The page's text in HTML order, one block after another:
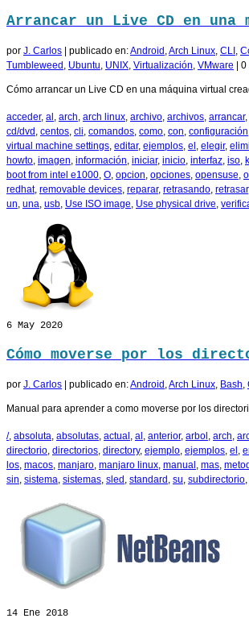
Arrancar un Live CD en una
por J. Carlos publicado en:Android ,Arch Linux, CLI ,
Tumbleweed , Ubuntu, UNIX, Virtualización, VMware 0
Cómo arrancar un Live CD en una máquina virtual
acceder, al , arch, arch linux, archivo, archivos, arrancar,
cd/dvd , centos, cli, comandos, como, con, configuración
virtual machine settings, editar, ejemplos, el , elegir,
howto, imagen, información, iniciar, inicio, interfaz, iso,
boot from intel e1000, O, opcion, opciones, opensuse,
redhat, removable devices, reparar, retrasando, retrasar
un, una, usb, Use ISO image, Use physical drive,
6 May 2020
Cómo moverse por los
por J. Carlos publicado en:Android ,Arch Linux, Bash,
Manual para aprender a como moverse por los
/, absoluta, absolutas, actual , al , anterior, arbol , arch,
directorio, directorios, directory, ejemplo, ejemplos, el ,
los, macos, manjaro, manjaro linux, manual , mas,
sin, sistema, sistemas, sled , standard , su, subdirectorio,
14 Ene 2018